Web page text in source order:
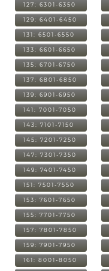
127: 6301-6350
129: 6401-6450
131: 6501-6550
133: 6601-6650
135: 6701-6750
137: 6801-6850
139: 6901-6950
141: 7001-7050
143: 7101-7150
145: 7201-7250
147: 7301-7350
149: 7401-7450
151: 7501-7550
153: 7601-7650
155: 7701-7750
157: 7801-7850
159: 7901-7950
161: 8001-8050